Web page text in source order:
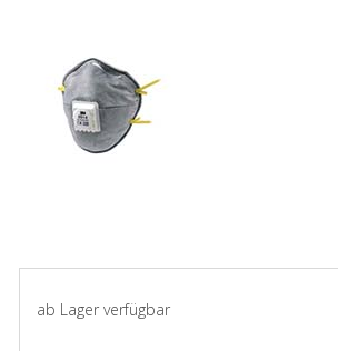
ab Lager verfügbar